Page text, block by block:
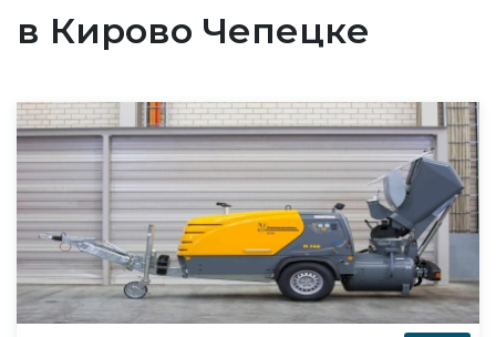
в Кирово Чепецке